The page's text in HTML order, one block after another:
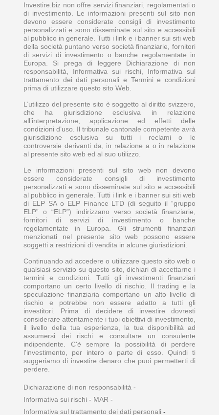
Investire.biz non offre servizi finanziari, regolamentati o
di investimento. Le informazioni presenti sul sito non
devono essere considerate consigli di investimento
personalizzati e sono disseminate sul sito e accessibili
al pubblico in generale. Tutti i link e i banner sui siti web
della società puntano verso società finanziarie, fornitori
di servizi di investimento o banche regolamentate in
Europa. Si prega di leggere Dichiarazione di non
responsabilità, Informativa sui rischi, Informativa sul
trattamento dei dati personali e Termini e condizioni
prima di utilizzare questo sito Web.
L’utilizzo del presente sito è soggetto al diritto svizzero,
che ha giurisdizione esclusiva in relazione
all’interpretazione, applicazione ed effetti delle
condizioni d’uso. Il tribunale cantonale competente avrà
giurisdizione esclusiva su tutti i reclami o le
controversie derivanti da, in relazione a o in relazione
al presente sito web ed al suo utilizzo.
Le informazioni presenti sul sito web non devono
essere considerate consigli di investimento
personalizzati e sono disseminate sul sito e accessibili
al pubblico in generale. Tutti i link e i banner sui siti web
di ELP SA o ELP Finance LTD (di seguito il “gruppo
ELP” o “ELP”) indirizzano verso società finanziarie,
fornitori di servizi di investimento o banche
regolamentate in Europa. Gli strumenti finanziari
menzionati nel presente sito web possono essere
soggetti a restrizioni di vendita in alcune giurisdizioni.
Continuando ad accedere o utilizzare questo sito web o
qualsiasi servizio su questo sito, dichiari di accettarne i
termini e condizioni. Tutti gli investimenti finanziari
comportano un certo livello di rischio. Il trading e la
speculazione finanziaria comportano un alto livello di
rischio e potrebbe non essere adatto a tutti gli
investitori. Prima di decidere di investire dovresti
considerare attentamente i tuoi obiettivi di investimento,
il livello della tua esperienza, la tua disponibilità ad
assumersi dei rischi e consultare un consulente
indipendente. C'è sempre la possibilità di perdere
l'investimento, per intero o parte di esso. Quindi ti
suggeriamo di investire denaro che puoi permetterti di
perdere.
Dichiarazione di non responsabilità -
Informativa sui rischi - MAR -
Informativa sul trattamento dei dati personali -